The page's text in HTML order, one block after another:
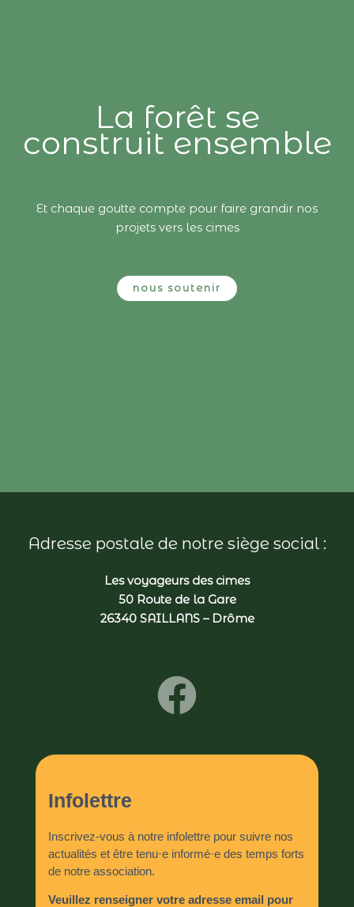
La forêt se
construit ensemble
Et chaque goutte compte pour faire grandir nos
projets vers les cimes
nous soutenir
Adresse postale de notre siège social :
Les voyageurs des cimes
50 Route de la Gare
26340 SAILLANS – Drôme